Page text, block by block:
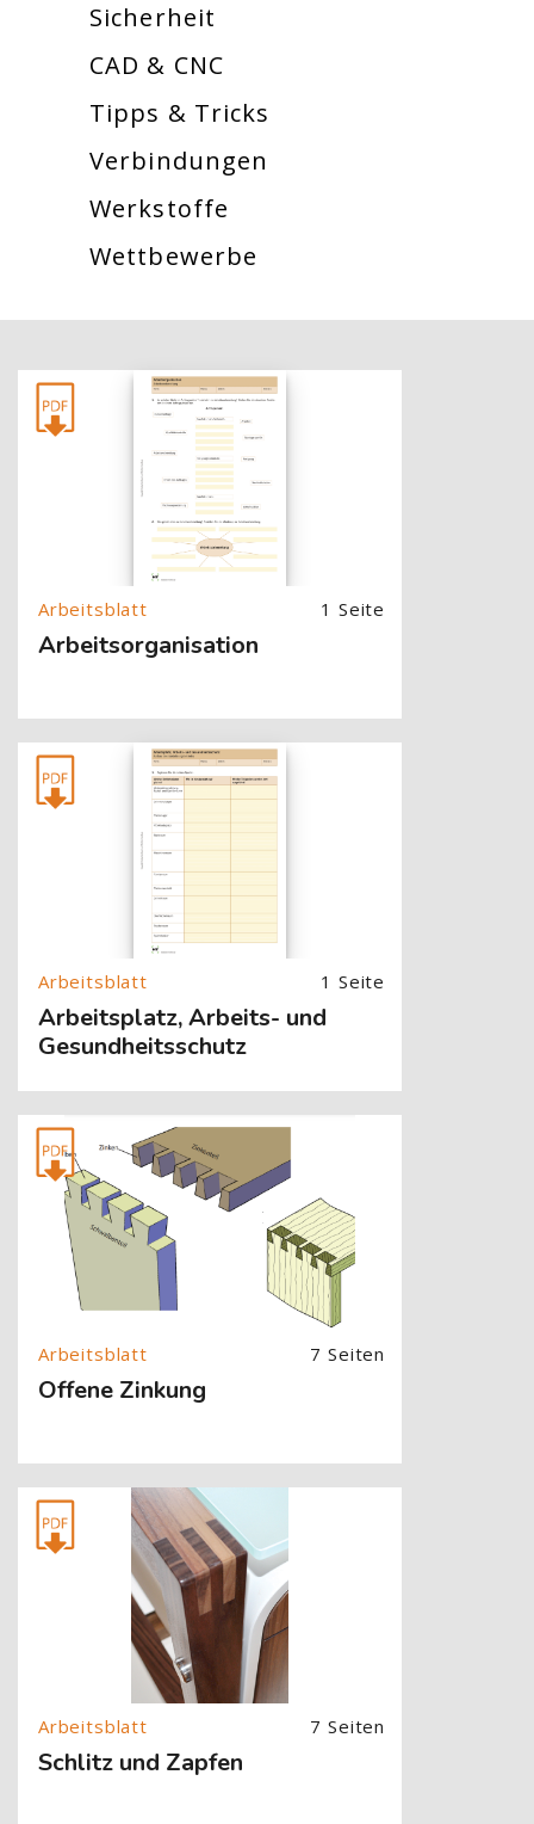
Sicherheit
CAD & CNC
Tipps & Tricks
Verbindungen
Werkstoffe
Wettbewerbe
[Cocoon] About (Text with Image) überspringen
1 Seite
Arbeitsorganisation
[Cocoon] About (Text with Image) überspringen
1 Seite
Arbeitsplatz, Arbeits- und
Gesundheitsschutz
[Cocoon] About (Text with Image) überspringen
7 Seiten
Offene Zinkung
[Cocoon] About (Text with Image) überspringen
7 Seiten
Schlitz und Zapfen